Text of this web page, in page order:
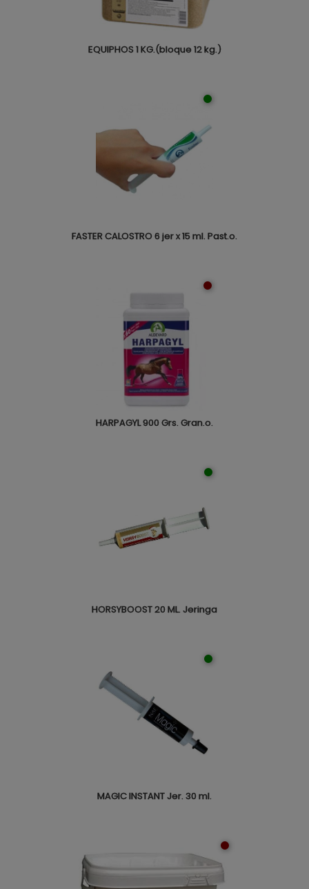
EQUIPHOS 1 KG.(bloque 12 kg.)
FASTER CALOSTRO 6 jer x 15 ml. Past.o.
HARPAGYL 900 Grs. Gran.o.
HORSYBOOST 20 ML. Jeringa
MAGIC INSTANT Jer. 30 ml.